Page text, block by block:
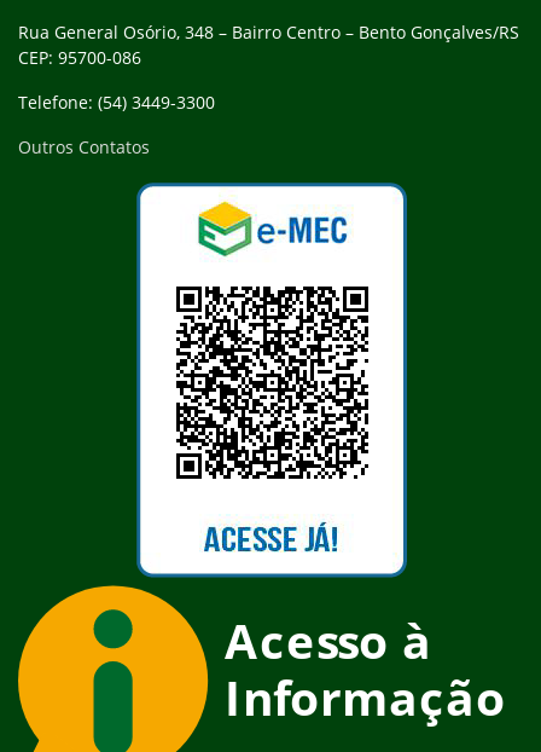
Rua General Osório, 348 – Bairro Centro – Bento Gonçalves/RS
CEP: 95700-086
Telefone: (54) 3449-3300
Outros Contatos